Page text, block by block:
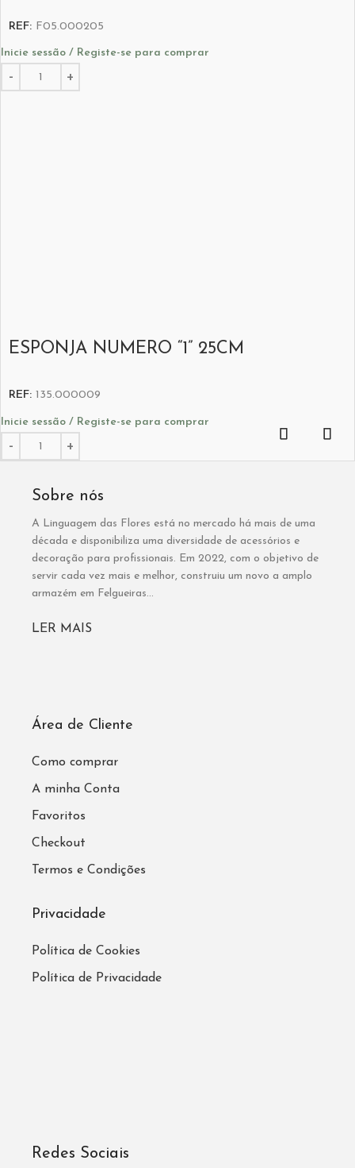
REF: F05.000205
Inicie sessão / Registe-se para comprar
ESPONJA NUMERO “1” 25CM
REF: 135.000009
Inicie sessão / Registe-se para comprar
Sobre nós
A Linguagem das Flores está no mercado há mais de uma
década e disponibiliza uma diversidade de acessórios e
decoração para profissionais. Em 2022, com o objetivo de
servir cada vez mais e melhor, construiu um novo a amplo
armazém em Felgueiras...
LER MAIS
Área de Cliente
Como comprar
A minha Conta
Favoritos
Checkout
Termos e Condições
Privacidade
Política de Cookies
Política de Privacidade
Redes Sociais